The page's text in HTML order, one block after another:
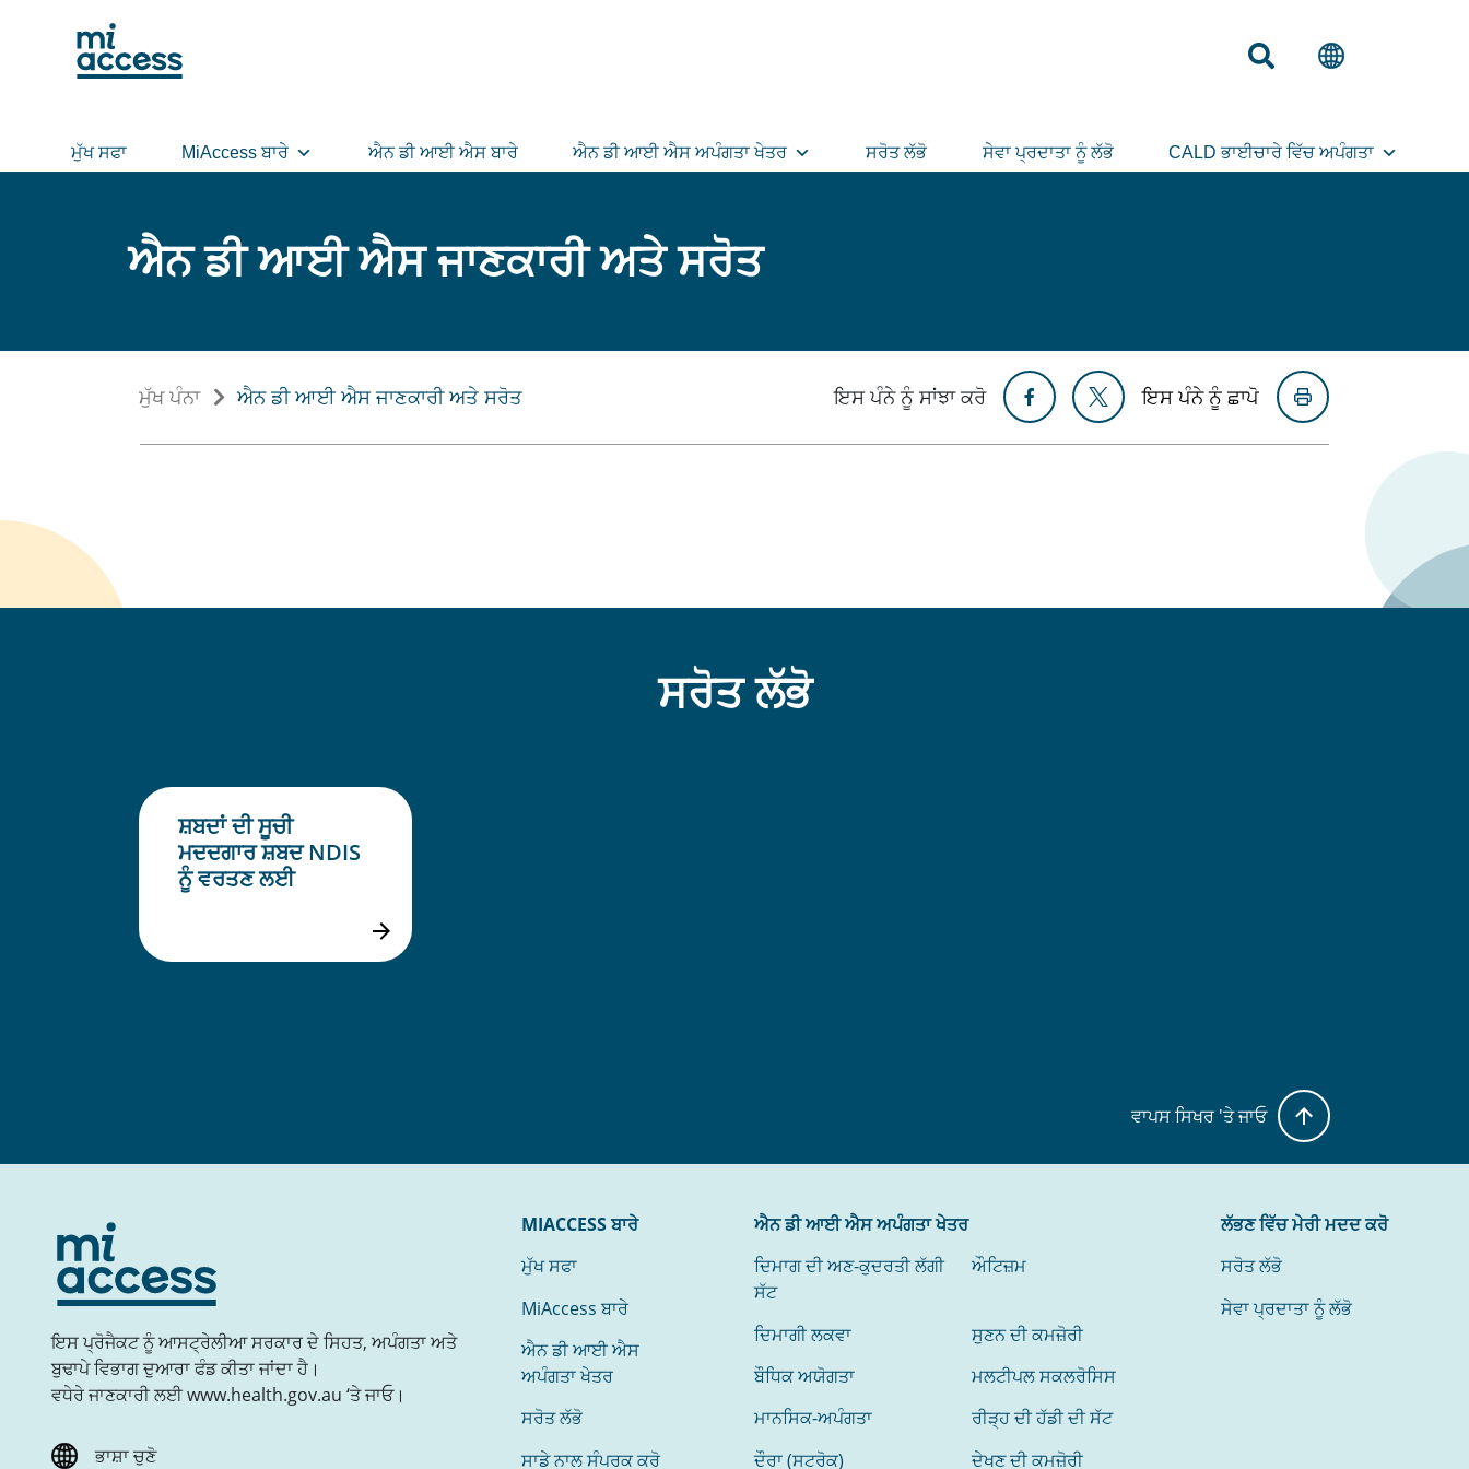
ਮੁੱਖ ਸਫਾ MiAccess ਬਾਰੇ ਐਨ ਡੀ ਆਈ ਐਸ ਬਾਰੇ ਐਨ ਡੀ ਆਈ ਐਸ ਅਪੰਗਤਾ ਖੇਤਰ ਸਰੋਤ ਲੱਭੋ ਸੇਵਾ ਪ੍ਰਦਾਤਾ ਨੂੰ ਲੱਭੋ CALD ਭਾਈਚਾਰੇ ਵਿੱਚ ਅਪੰਗਤਾ
ਐਨ ਡੀ ਆਈ ਐਸ ਜਾਣਕਾਰੀ ਅਤੇ ਸਰੋਤ
ਮੁੱਖ ਪੰਨਾ ਐਨ ਡੀ ਆਈ ਐਸ ਜਾਣਕਾਰੀ ਅਤੇ ਸਰੋਤ ਇਸ ਪੰਨੇ ਨੂੰ ਸਾਂਝਾ ਕਰੋ ਇਸ ਪੰਨੇ ਨੂੰ ਛਾਪੋ
ਸਰੋਤ ਲੱਭੋ
ਸ਼ਬਦਾਂ ਦੀ ਸੂਚੀ
ਮਦਦਗਾਰ ਸ਼ਬਦ NDIS
ਨੂੰ ਵਰਤਣ ਲਈ
ਵਾਪਸ ਸਿਖਰ 'ਤੇ ਜਾਓ
ਇਸ ਪ੍ਰੋਜੈਕਟ ਨੂੰ ਆਸਟ੍ਰੇਲੀਆ ਸਰਕਾਰ ਦੇ ਸਿਹਤ, ਅਪੰਗਤਾ ਅਤੇ
ਬੁਢਾਪੇ ਵਿਭਾਗ ਦੁਆਰਾ ਫੰਡ ਕੀਤਾ ਜਾਂਦਾ ਹੈ।
ਵਧੇਰੇ ਜਾਣਕਾਰੀ ਲਈ www.health.gov.au ‘ਤੇ ਜਾਓ।
ਭਾਸ਼ਾ ਚੁਣੋ
MIACCESS ਬਾਰੇ
ਮੁੱਖ ਸਫਾ
MiAccess ਬਾਰੇ
ਐਨ ਡੀ ਆਈ ਐਸ
ਅਪੰਗਤਾ ਖੇਤਰ
ਸਰੋਤ ਲੱਭੋ
ਸਾਡੇ ਨਾਲ ਸੰਪਰਕ ਕਰੋ
ਐਨ ਡੀ ਆਈ ਐਸ ਅਪੰਗਤਾ ਖੇਤਰ
ਦਿਮਾਗ ਦੀ ਅਣ-ਕੁਦਰਤੀ ਲੱਗੀ
ਸੱਟ
ਔਟਿਜ਼ਮ
ਦਿਮਾਗੀ ਲਕਵਾ
ਸੁਣਨ ਦੀ ਕਮਜ਼ੋਰੀ
ਬੌਧਿਕ ਅਯੋਗਤਾ
ਮਲਟੀਪਲ ਸਕਲਰੋਸਿਸ
ਮਾਨਸਿਕ-ਅਪੰਗਤਾ
ਰੀੜ੍ਹ ਦੀ ਹੱਡੀ ਦੀ ਸੱਟ
ਦੌਰਾ (ਸਟਰੋਕ)
ਦੇਖਣ ਦੀ ਕਮਜ਼ੋਰੀ
ਲੱਭਣ ਵਿੱਚ ਮੇਰੀ ਮਦਦ ਕਰੋ
ਸਰੋਤ ਲੱਭੋ
ਸੇਵਾ ਪ੍ਰਦਾਤਾ ਨੂੰ ਲੱਭੋ